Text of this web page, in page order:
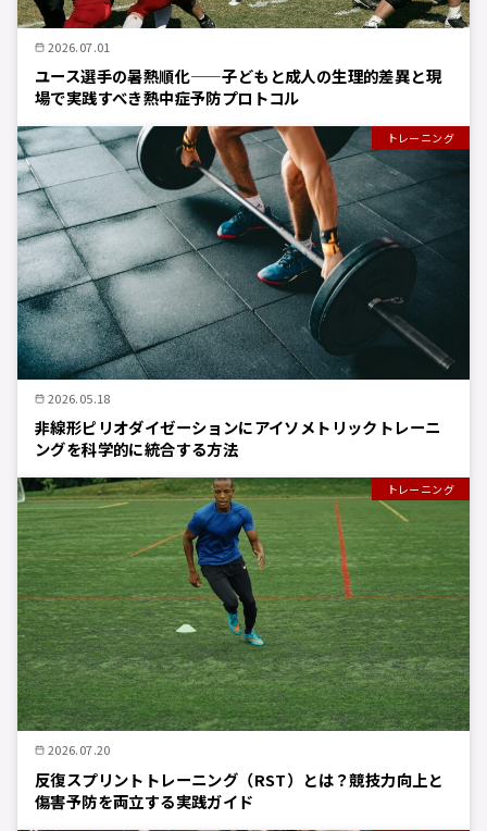
2026.07.01
ユース選手の暑熱順化——子どもと成人の生理的差異と現
場で実践すべき熱中症予防プロトコル
2026.05.18
トレーニング
非線形ピリオダイゼーションにアイソメトリックトレーニ
ングを科学的に統合する方法
2026.07.20
トレーニング
反復スプリントトレーニング（RST）とは？競技力向上と
傷害予防を両立する実践ガイド